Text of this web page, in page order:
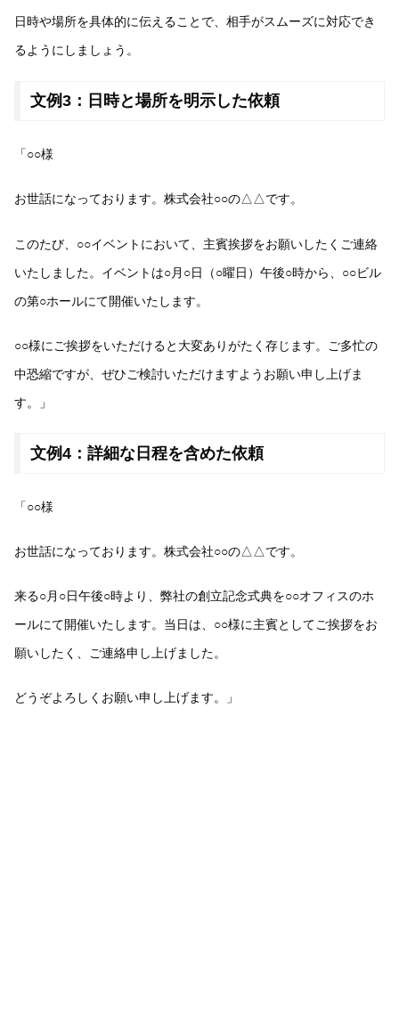
日時や場所を具体的に伝えることで、相手がスムーズに対応でき
るようにしましょう。
文例3：日時と場所を明示した依頼
「○○様
お世話になっております。株式会社○○の△△です。
このたび、○○イベントにおいて、主賓挨拶をお願いしたくご連絡
いたしました。イベントは○月○日（○曜日）午後○時から、○○ビル
の第○ホールにて開催いたします。
○○様にご挨拶をいただけると大変ありがたく存じます。ご多忙の
中恐縮ですが、ぜひご検討いただけますようお願い申し上げま
す。」
文例4：詳細な日程を含めた依頼
「○○様
お世話になっております。株式会社○○の△△です。
来る○月○日午後○時より、弊社の創立記念式典を○○オフィスのホ
ールにて開催いたします。当日は、○○様に主賓としてご挨拶をお
願いしたく、ご連絡申し上げました。
どうぞよろしくお願い申し上げます。」